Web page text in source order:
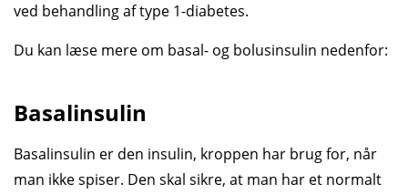
ved behandling af type 1-diabetes.
Du kan læse mere om basal- og bolus­insulin nedenfor:
Basalinsulin
Basalinsulin er den insulin, kroppen har brug for, når
man ikke spiser. Den skal sikre, at man har et normalt